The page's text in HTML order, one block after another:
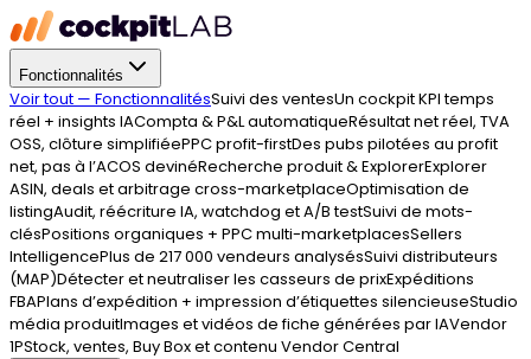
Fonctionnalités
Voir tout — FonctionnalitésSuivi des ventesUn cockpit KPI temps
réel + insights IACompta & P&L automatiqueRésultat net réel, TVA
OSS, clôture simplifiéePPC profit-firstDes pubs pilotées au profit
net, pas à l’ACOS devinéRecherche produit & ExplorerExplorer
ASIN, deals et arbitrage cross-marketplaceOptimisation de
listingAudit, réécriture IA, watchdog et A/B testSuivi de mots-
clésPositions organiques + PPC multi-marketplacesSellers
IntelligencePlus de 217 000 vendeurs analysésSuivi distributeurs
(MAP)Détecter et neutraliser les casseurs de prixExpéditions
FBAPlans d’expédition + impression d’étiquettes silencieuseStudio
média produitImages et vidéos de fiche générées par IAVendor
1PStock, ventes, Buy Box et contenu Vendor Central